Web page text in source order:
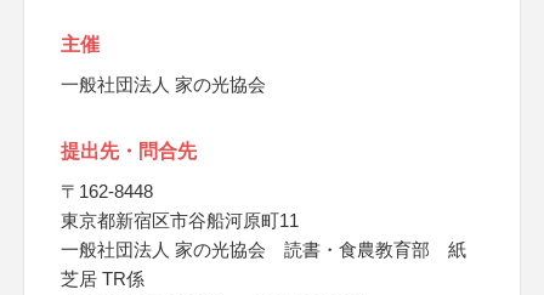
主催
一般社団法人 家の光協会
提出先・問合先
〒162-8448
東京都新宿区市谷船河原町11
一般社団法人 家の光協会 読書・食農教育部 紙
芝居 TR係